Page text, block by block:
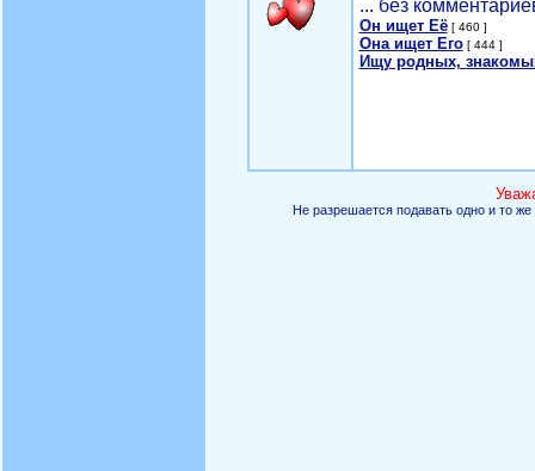
... без
Он ищет Её[ 460 ]
Она ищет Его[ 444 ]
Ищу родных,
Не разрешается подавать одно и то